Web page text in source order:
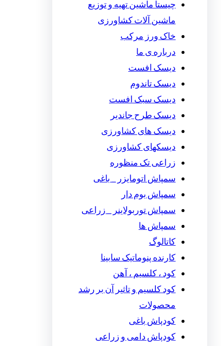
چیستا ماشین تهیه و توزیع
ماشین آلات کشاورزی
خاک ورز مرکب
درباره ی ما
دیسک افست
دیسک تاندوم
دیسک سبک افست
دیسک طرح جاندیر
دیسک های کشاورزی
دیسکهای کشاورزی
زراعی تک منظوره
سمپاش اتومایزر _ باغی
سمپاش بوم دار
سمپاش توربولاینر _ زراعی
سمپاش ها
کاتالوگ
کارنده پنوماتیک سابینا
کود ، کلسیم ، آهن
کود کلسیم و تاثیر آن بر رشد
محصولات
کودپاش باغی
کودپاش دامی و زراعی